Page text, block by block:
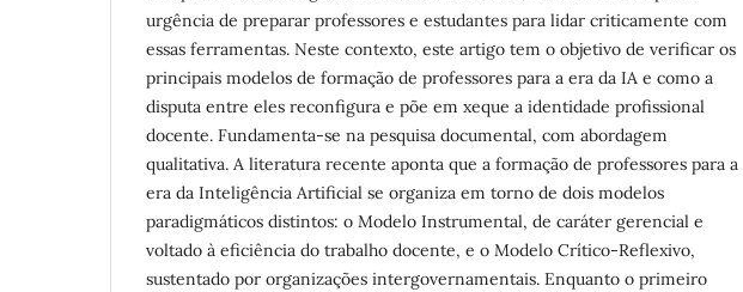
urgência de preparar professores e estudantes para lidar criticamente com
essas ferramentas. Neste contexto, este artigo tem o objetivo de verificar os
principais modelos de formação de professores para a era da IA e como a
disputa entre eles reconfigura e põe em xeque a identidade profissional
docente. Fundamenta-se na pesquisa documental, com abordagem
qualitativa. A literatura recente aponta que a formação de professores para a
era da Inteligência Artificial se organiza em torno de dois modelos
paradigmáticos distintos: o Modelo Instrumental, de caráter gerencial e
voltado à eficiência do trabalho docente, e o Modelo Crítico-Reflexivo,
sustentado por organizações intergovernamentais. Enquanto o primeiro